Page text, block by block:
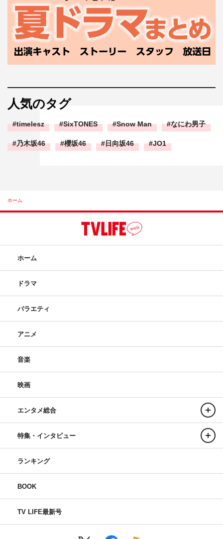
人気のタグ
timelesz SixTONES Snow Man なにわ男子
乃木坂46 櫻坂46 日向坂46 JO1
ホーム
ホーム
ドラマ
バラエティ
アニメ
音楽
映画
エンタメ総合
特集・インタビュー
ランキング
BOOK
TV LIFE最新号